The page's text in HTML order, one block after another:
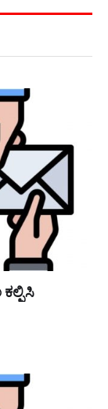
ಕಲ್ಪಿಸಿ